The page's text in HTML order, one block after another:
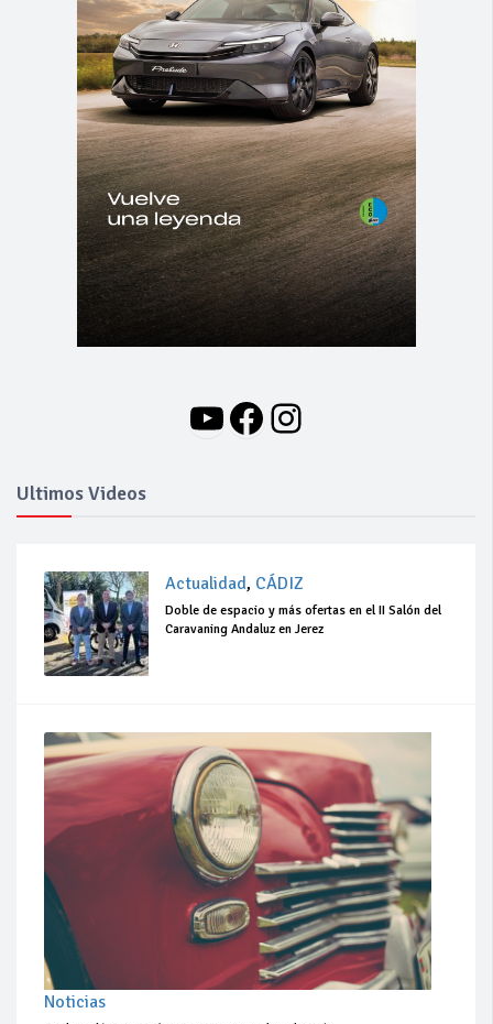
YouTube
Facebook
Instagram
Ultimos Videos
Actualidad, CÁDIZ
Doble de espacio y más ofertas en el II Salón del
Caravaning Andaluz en Jerez
Noticias